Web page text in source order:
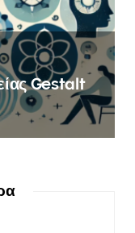
Gestalt